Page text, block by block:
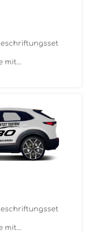
mit
Rückstandsfrei
mit